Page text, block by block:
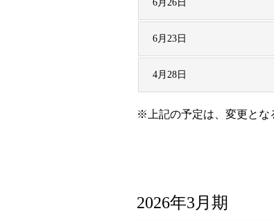
6月26日
6月23日
4月28日
※上記の予定は、変更とな
2026年3月期